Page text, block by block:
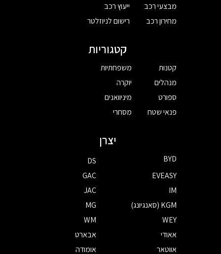
מבצעי רכב
מחירון רכב
ייעוץ רכב
רישום לניוזלטר
קטגוריות
קטנות
מנהלים
ספורט
פנאי שטח
משפחתיות
יוקרה
מיניוואנים
מסחרי
יצרן
BYD
DS
EVEASY
GAC
IM
JAC
KGM (סאנגיונג)
MG
WEY
WM
אאודי
אבארט
אווטאר
אומודה